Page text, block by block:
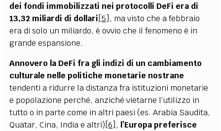
dei fondi immobilizzati nei protocolli DeFi era di
13,32 miliardi di dollari[5] , ma visto che a febbraio
era di solo un miliardo, è ovvio che il fenomeno è in
grande espansione.
Annovero la DeFi fra gli indizi di un cambiamento
culturale nelle politiche monetarie nostrane
tendenti a ridurre la distanza fra istituzioni monetarie
e popolazione perché, anziché vietarne l’utilizzo in
tutto o in parte come in altri paesi (es. Arabia Saudita,
Quatar, Cina, India e altri)[6] , l’Europa preferisce